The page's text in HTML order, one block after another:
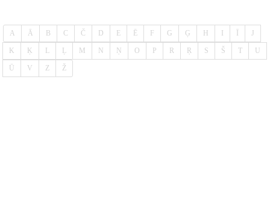
A Ā B C Č D E Ē F G Ģ H J
K Ķ L Ļ M N Ņ O P R Ŗ S Š T U
Ū V Z Ž